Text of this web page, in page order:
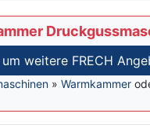
weitere FRECH
» Warmkammer